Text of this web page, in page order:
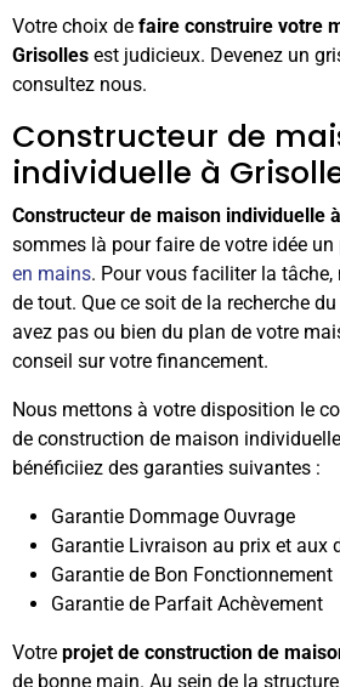
Votre choix de faire construire votre
Grisolles est judicieux. Devenez un
consultez nous.
Constructeur de
individuelle à
Constructeur de maison individuelle
sommes là pour faire de votre idée un
en mains. Pour vous faciliter la
de tout. Que ce soit de la recherche du
avez pas ou bien du plan de votre
conseil sur votre financement.
Nous mettons à votre disposition le
de construction de maison
bénéficiiez des garanties suivantes :
Garantie Dommage Ouvrage
Garantie Livraison au prix et aux
Garantie de Bon Fonctionnement
Garantie de Parfait Achèvement
Votre projet de construction de
de bonne main. Au sein de la